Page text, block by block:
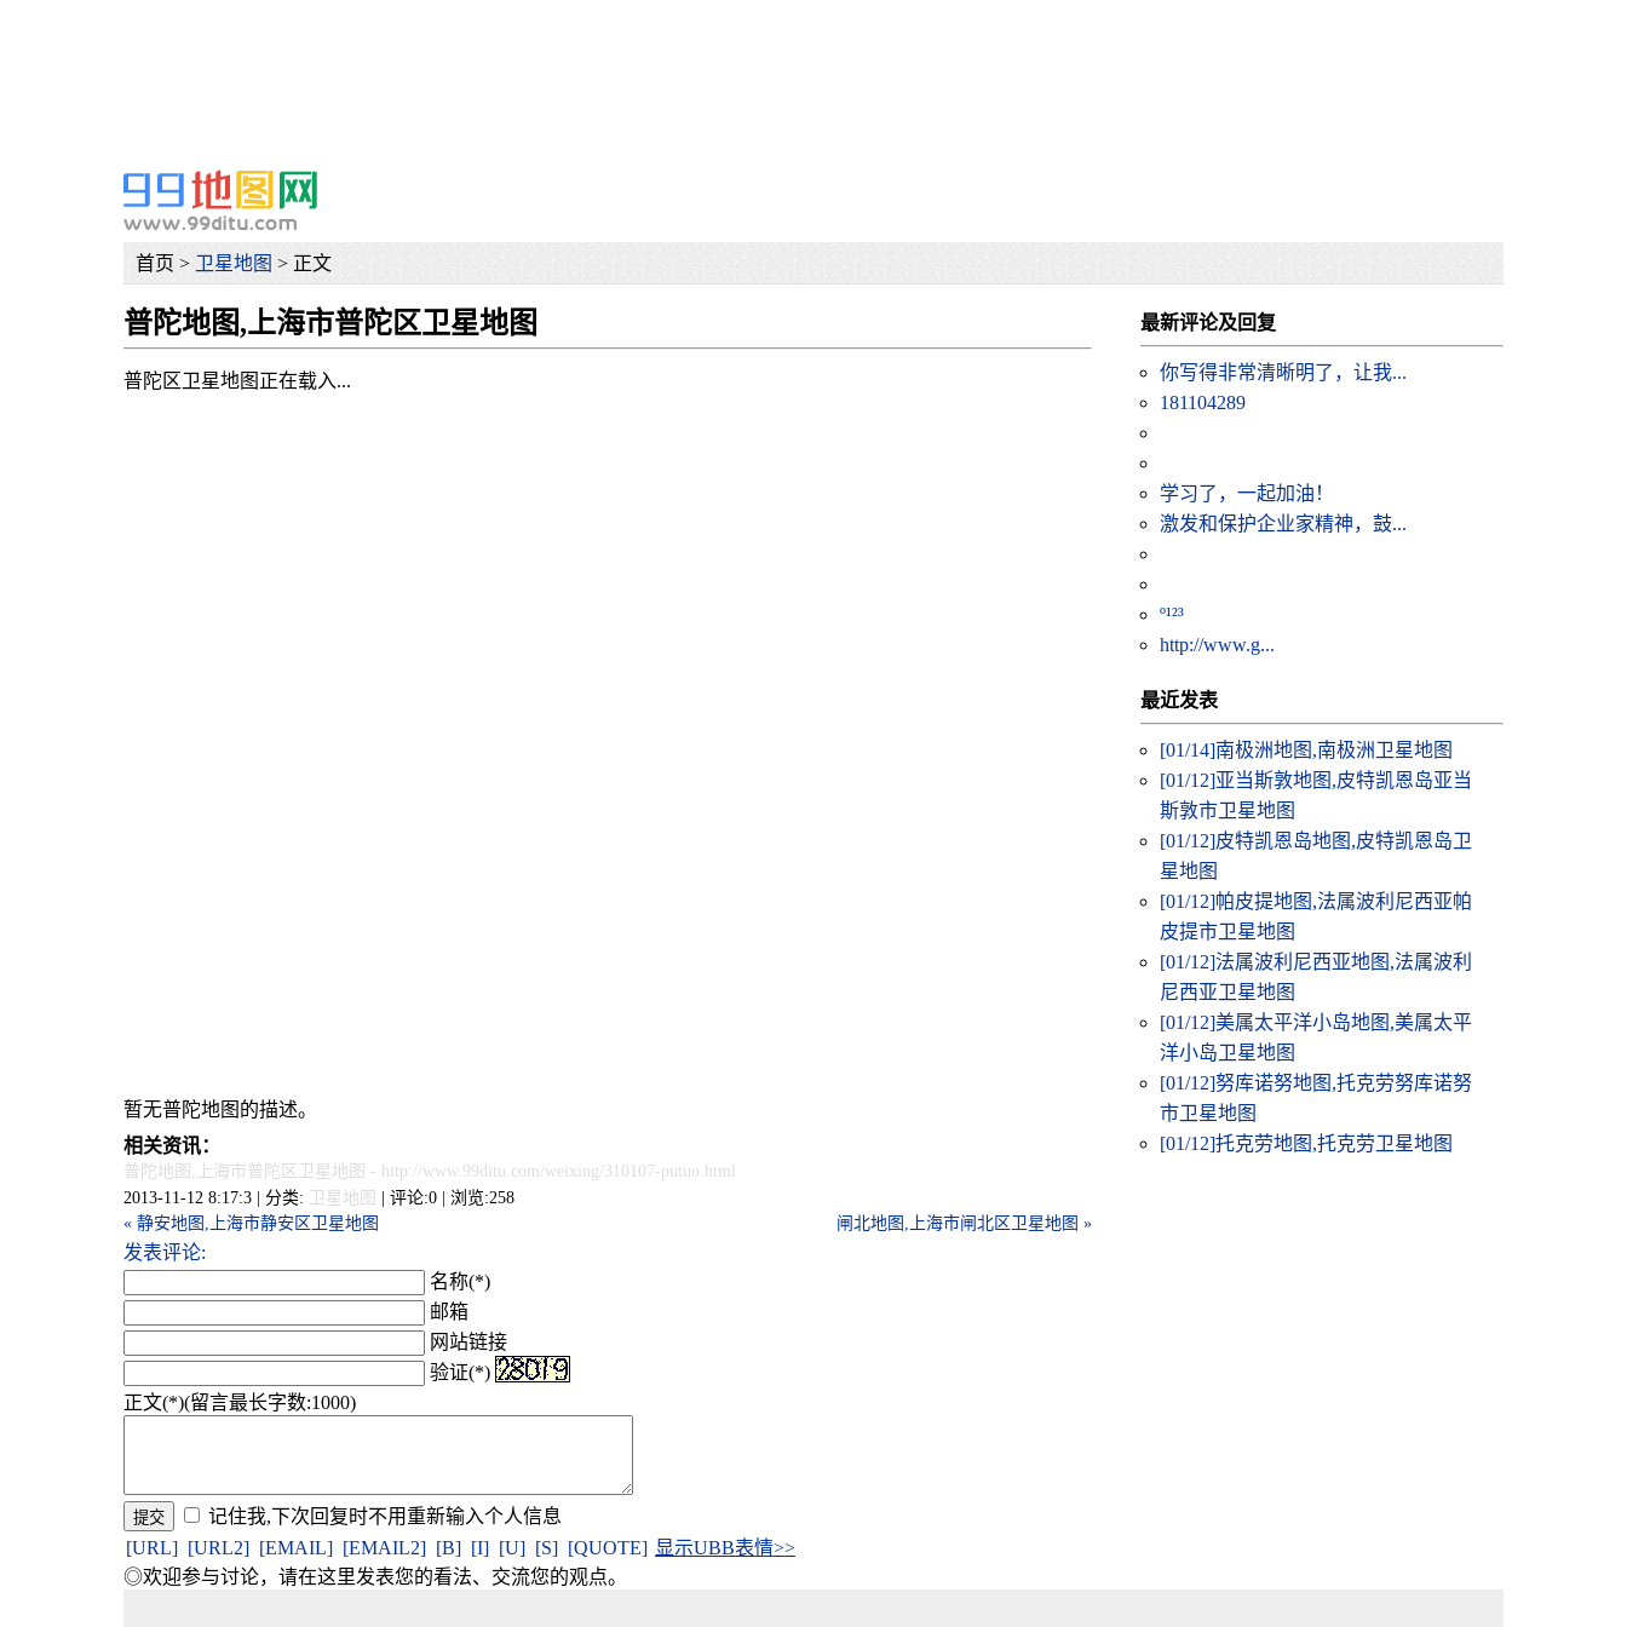
首页 > 卫星地图 > 正文
普陀地图,上海市普陀区卫星地图
普陀区卫星地图正在载入...
暂无普陀地图的描述。
相关资讯：
普陀地图,上海市普陀区卫星地图 - http://www.99ditu.com/weixing/310107-putuo.html
2013-11-12 8:17:3 | 分类:
卫星地图 | 评论:0 | 浏览:258
« 静安地图,上海市静安区卫星地图
闸北地图,上海市闸北区卫星地图 »
发表评论:
名称(*)
邮箱
网站链接
验证(*)
正文(*)(留言最长字数:1000)
记住我,下次回复时不用重新输入个人信息
[URL] [URL2] [EMAIL] [EMAIL2] [B] [I] [U] [S] [QUOTE] 显示UBB表情>>
◎欢迎参与讨论，请在这里发表您的看法、交流您的观点。
最新评论及回复
你写得非常清晰明了，让我...
181104289
学习了，一起加油！
激发和保护企业家精神，鼓...
º¹²³
http://www.g...
最近发表
[01/14]南极洲地图,南极洲卫星地图
[01/12]亚当斯敦地图,皮特凯恩岛亚当
斯敦市卫星地图
[01/12]皮特凯恩岛地图,皮特凯恩岛卫
星地图
[01/12]帕皮提地图,法属波利尼西亚帕
皮提市卫星地图
[01/12]法属波利尼西亚地图,法属波利
尼西亚卫星地图
[01/12]美属太平洋小岛地图,美属太平
洋小岛卫星地图
[01/12]努库诺努地图,托克劳努库诺努
市卫星地图
[01/12]托克劳地图,托克劳卫星地图